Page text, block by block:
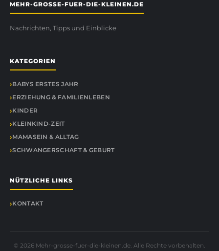
MEHR-GROSSE-FUER-DIE-KLEINEN.DE
Nachrichten, Tipps und Einblicke
KATEGORIEN
BABYS ERSTES JAHR
ERZIEHUNG & FAMILIENLEBEN
KINDER
KLEINKIND-ZEIT
MAMASEIN & ALLTAG
SCHWANGERSCHAFT & GEBURT
NÜTZLICHE LINKS
KONTAKT
© 2026 Mehr-grosse-fuer-die-kleinen.de. Alle Rechte vorbehalten.